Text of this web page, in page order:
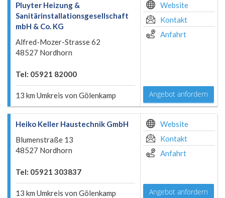
Pluyter Heizung &
Sanitärinstallationsgesellschaft
mbH & Co. KG
Alfred-Mozer-Strasse 62
48527 Nordhorn
Tel: 05921 82000
13 km Umkreis von Gölenkamp
Website
Kontakt
Anfahrt
Angebot anfordern
Heiko Keller Haustechnik GmbH
Blumenstraße 13
48527 Nordhorn
Tel: 05921 303837
13 km Umkreis von Gölenkamp
Website
Kontakt
Anfahrt
Angebot anfordern